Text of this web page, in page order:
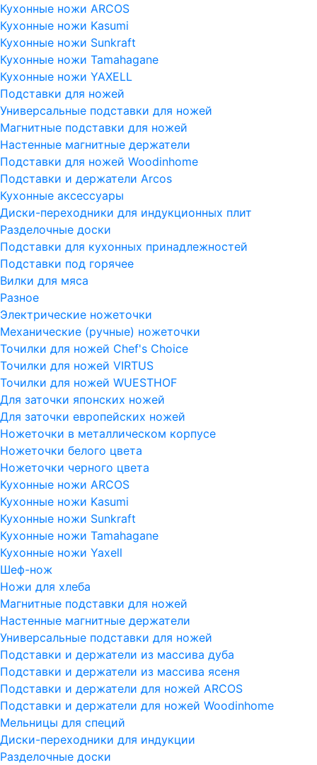
Кухонные ножи ARCOS
Кухонные ножи Kasumi
Кухонные ножи Sunkraft
Кухонные ножи Tamahagane
Кухонные ножи YAXELL
Подставки для ножей
Универсальные подставки для ножей
Магнитные подставки для ножей
Настенные магнитные держатели
Подставки для ножей Woodinhome
Подставки и держатели Arcos
Кухонные аксессуары
Диски-переходники для индукционных плит
Разделочные доски
Подставки для кухонных принадлежностей
Подставки под горячее
Вилки для мяса
Разное
Электрические ножеточки
Механические (ручные) ножеточки
Точилки для ножей Chef's Choice
Точилки для ножей VIRTUS
Точилки для ножей WUESTHOF
Для заточки японских ножей
Для заточки европейских ножей
Ножеточки в металлическом корпусе
Ножеточки белого цвета
Ножеточки черного цвета
Кухонные ножи ARCOS
Кухонные ножи Kasumi
Кухонные ножи Sunkraft
Кухонные ножи Tamahagane
Кухонные ножи Yaxell
Шеф-нож
Ножи для хлеба
Магнитные подставки для ножей
Настенные магнитные держатели
Универсальные подставки для ножей
Подставки и держатели из массива дуба
Подставки и держатели из массива ясеня
Подставки и держатели для ножей ARCOS
Подставки и держатели для ножей Woodinhome
Мельницы для специй
Диски-переходники для индукции
Разделочные доски